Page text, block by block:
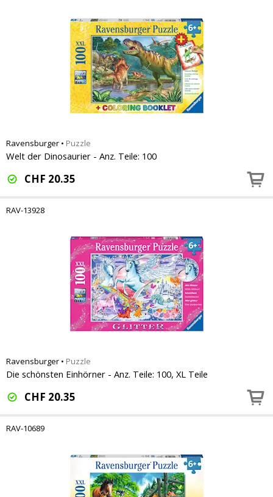
Ravensburger • Puzzle
Welt der Dinosaurier - Anz. Teile: 100
CHF 20.35
RAV-13928
Ravensburger • Puzzle
Die schönsten Einhörner - Anz. Teile: 100, XL Teile
CHF 20.35
RAV-10689